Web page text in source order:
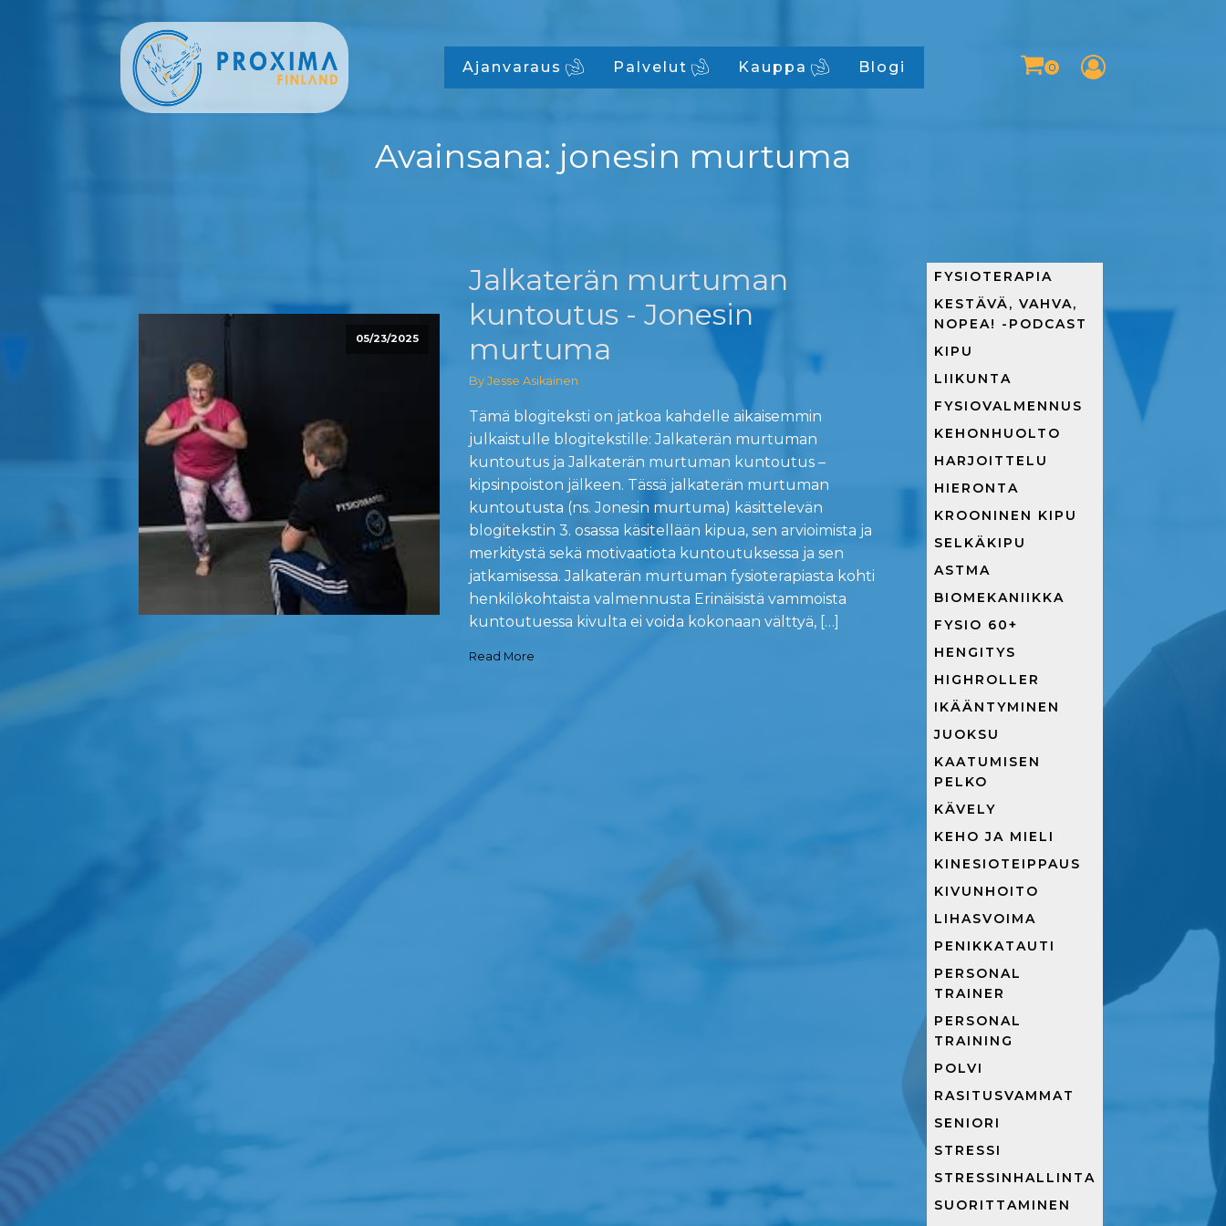
Ajanvaraus Palvelut Kauppa Blogi
Avainsana: jonesin murtuma
05/23/2025
Jalkaterän murtuman
kuntoutus - Jonesin
murtuma
By Jesse Asikainen
Tämä blogiteksti on jatkoa kahdelle aikaisemmin
julkaistulle blogitekstille: Jalkaterän murtuman
kuntoutus ja Jalkaterän murtuman kuntoutus –
kipsinpoiston jälkeen. Tässä jalkaterän murtuman
kuntoutusta (ns. Jonesin murtuma) käsittelevän
blogitekstin 3. osassa käsitellään kipua, sen arvioimista ja
merkitystä sekä motivaatiota kuntoutuksessa ja sen
jatkamisessa. Jalkaterän murtuman fysioterapiasta kohti
henkilökohtaista valmennusta Erinäisistä vammoista
kuntoutuessa kivulta ei voida kokonaan välttyä, […]
Read More
FYSIOTERAPIA
KESTÄVÄ, VAHVA,
NOPEA! -PODCAST
KIPU
LIIKUNTA
FYSIOVALMENNUS
KEHONHUOLTO
HARJOITTELU
HIERONTA
KROONINEN KIPU
SELKÄKIPU
ASTMA
BIOMEKANIIKKA
FYSIO 60+
HENGITYS
HIGHROLLER
IKÄÄNTYMINEN
JUOKSU
KAATUMISEN
PELKO
KÄVELY
KEHO JA MIELI
KINESIOTEIPPAUS
KIVUNHOITO
LIHASVOIMA
PENIKKATAUTI
PERSONAL
TRAINER
PERSONAL
TRAINING
POLVI
RASITUSVAMMAT
SENIORI
STRESSI
STRESSINHALLINTA
SUORITTAMINEN